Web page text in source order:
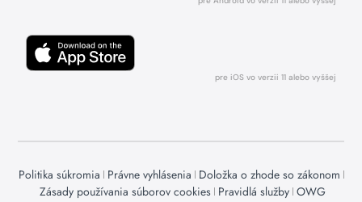
pre iOS vo verzii 11 alebo vyššej
Politika súkromia Právne vyhlásenia Doložka o zhode so zákonom
Zásady používania súborov cookies Pravidlá služby OWG